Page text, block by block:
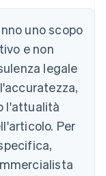
uno scopo
e non
legale
l'attualità
Per